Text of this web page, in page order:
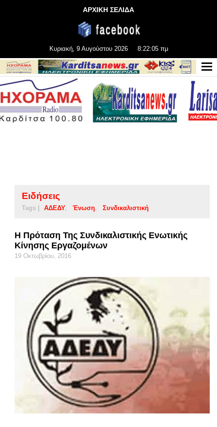
ΑΡΧΙΚΗ ΣΕΛΙΔΑ
Κυριακή, 9 Αυγούστου 2026 8:22:06 πμ
Ειδήσεις
Tags | ΑΔΕΔΥ Ένωση Συνδικαλιστική
Η Πρόταση Της Συνδικαλιστικής Ενωτικής
Κίνησης Εργαζομένων
19 Οκτωβρίου, 2016